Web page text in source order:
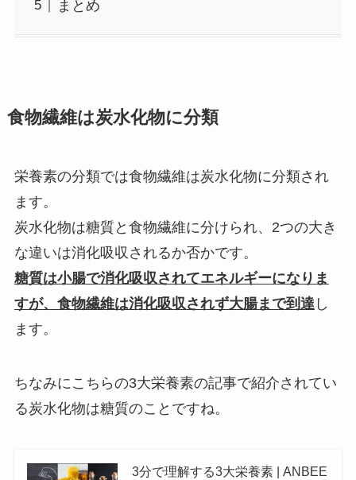
まとめ
食物繊維は炭水化物に分類
栄養素の分類では食物繊維は炭水化物に分類され
ます。
炭水化物は糖質と食物繊維に分けられ、2つの大き
な違いは消化吸収されるか否かです。
糖質は小腸で消化吸収されてエネルギーになりま
すが、食物繊維は消化吸収されず大腸まで到達し
ます。
ちなみにこちらの3大栄養素の記事で紹介されてい
る炭水化物は糖質のことですね。
3分で理解する3大栄養素 | ANBEE